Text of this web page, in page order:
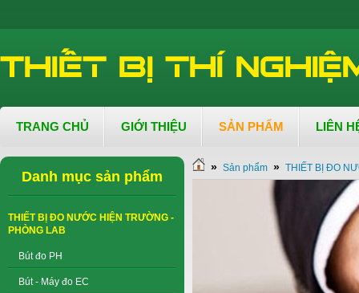
TRANG CHỦ GIỚI THIỆU SẢN PHẨM LIÊN
Danh mục sản phẩm
THIẾT BỊ ĐO NƯỚC HIỆN TRƯỜNG -
PHÒNG LAB
Bút đo PH
Bút - Máy đo EC
» Sản phẩm » THIẾT BỊ ĐO